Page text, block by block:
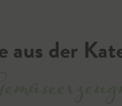
aus der